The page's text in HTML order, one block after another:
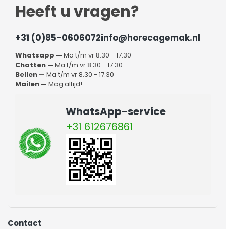
Heeft u vragen?
+31 (0)85-0606072info@horecagemak.nl
Whatsapp — Ma t/m vr 8.30 - 17.30
Chatten — Ma t/m vr 8.30 - 17.30
Bellen — Ma t/m vr 8.30 - 17.30
Mailen — Mag altijd!
WhatsApp-service
+31 612676861
Contact